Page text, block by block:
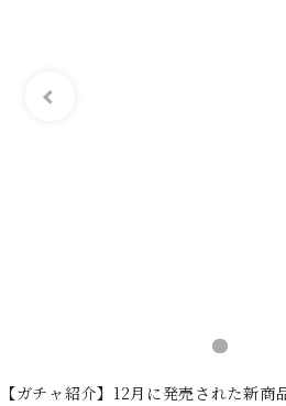
【ガチャ紹介】12月に発売された新